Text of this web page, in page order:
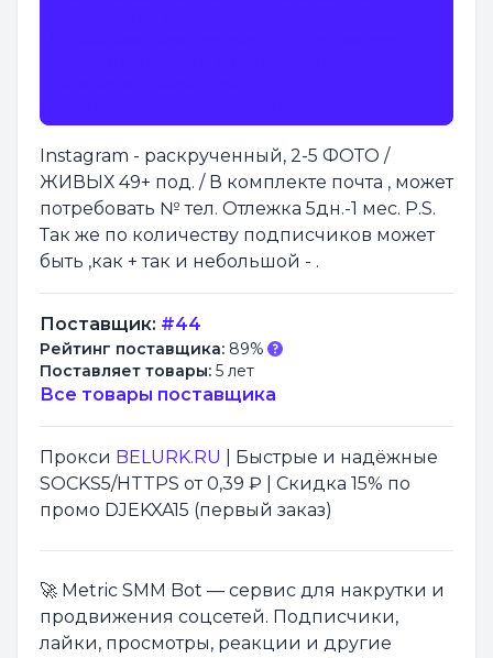
Instagram - раскрученный, 2-5 ФОТО /
ЖИВЫХ 49+ под. / В комплекте почта , может
потребовать № тел. Отлежка 5дн.-1 мес. P.S.
Так же по количеству подписчиков может
быть ,как + так и небольшой - .
Поставщик: #44
Рейтинг поставщика: 89%
Поставляет товары: 5 лет
Все товары поставщика
Прокси BELURK.RU
| Быстрые и надёжные
SOCKS5/HTTPS от 0,39 ₽ | Скидка 15% по
промо DJEKXA15 (первый заказ)
🚀 Metric SMM Bot — сервис для накрутки и
продвижения соцсетей. Подписчики,
лайки, просмотры, реакции и другие